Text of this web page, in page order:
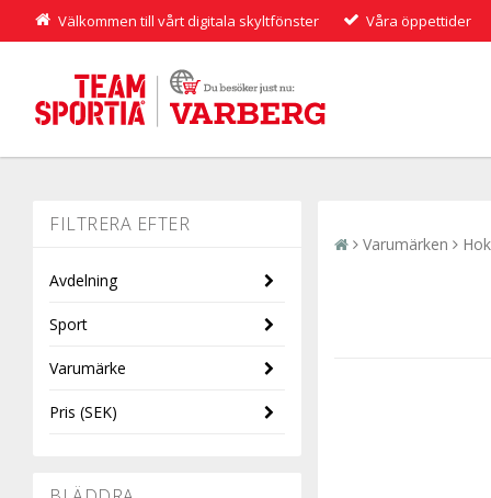
Välkommen till vårt digitala skyltfönster Våra öppettider
Avdelning
Herr
Sport
Löpning
Varumärke
HOKA
Pris (SEK)
Varumärken